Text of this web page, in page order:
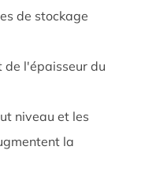
de stockage
de l'épaisseur du
niveau et les
la